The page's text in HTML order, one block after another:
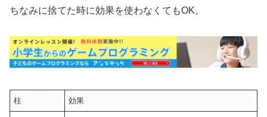
ちなみに捨てた時に効果を使わなくてもOK。
柱 効果